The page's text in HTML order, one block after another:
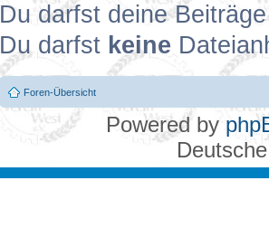
Du darfst deine
Du darfst keine
Foren-Übersicht
Powered by